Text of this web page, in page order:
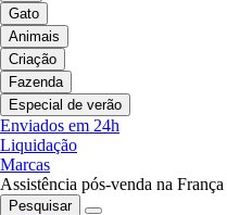
Gato
Animais
Criação
Fazenda
Especial de verão
Enviados em 24h
Liquidação
Marcas
Assistência pós-venda na França
Pesquisar